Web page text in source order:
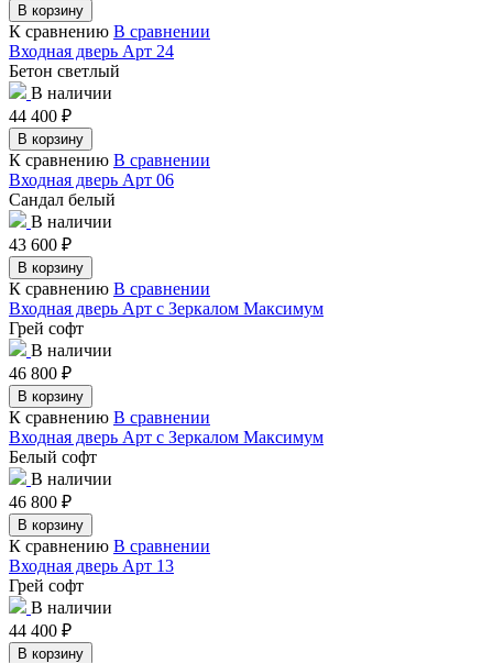
В корзину
К сравнению В сравнении
Входная дверь Арт 24
Бетон светлый
В наличии
44 400 ₽
В корзину
К сравнению В сравнении
Входная дверь Арт 06
Сандал белый
В наличии
43 600 ₽
В корзину
К сравнению В сравнении
Входная дверь Арт с Зеркалом Максимум
Грей софт
В наличии
46 800 ₽
В корзину
К сравнению В сравнении
Входная дверь Арт с Зеркалом Максимум
Белый софт
В наличии
46 800 ₽
В корзину
К сравнению В сравнении
Входная дверь Арт 13
Грей софт
В наличии
44 400 ₽
В корзину